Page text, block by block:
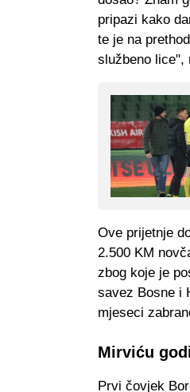
pripazi kako
te je na
službeno lice",
Ove prijetnje
2.500 KM
zbog koje je
savez Bosne i
mjeseci
Mirviću
Prvi čovjek